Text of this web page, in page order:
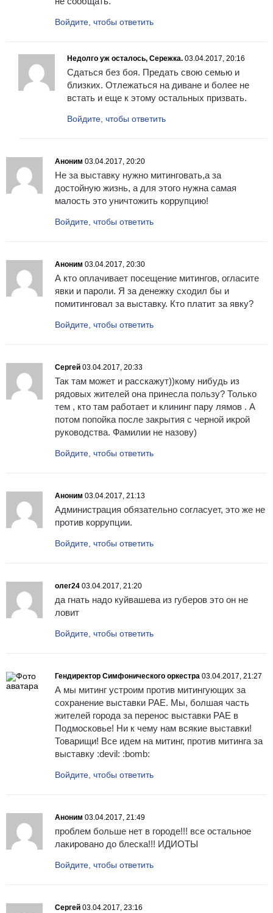
Войдите, чтобы ответить
Недолго уж осталось, Сережка. 03.04.2017, 20:16
Сдаться без боя. Предать свою семью и
близких. Отлежаться на диване и более не
встать и еще к этому остальных призвать.
Войдите, чтобы ответить
Аноним 03.04.2017, 20:20
Не за выставку нужно митинговать,а за
достойную жизнь, а для этого нужна самая
малость это уничтожить коррупцию!
Войдите, чтобы ответить
Аноним 03.04.2017, 20:30
А кто оплачивает посещение митингов, огласите
явки и пароли. Я за денежку сходил бы и
помитинговал за выставку. Кто платит за явку?
Войдите, чтобы ответить
Сергей 03.04.2017, 20:33
Так там может и расскажут))кому нибудь из
рядовых жителей она принесла пользу? Только
тем , кто там работает и клининг пару лямов . А
потом попойка после закрытия с черной икрой
руководства. Фамилии не назову)
Войдите, чтобы ответить
Аноним 03.04.2017, 21:13
Администрация обязательно согласует, это же не
против коррупции.
Войдите, чтобы ответить
олег24 03.04.2017, 21:20
да гнать надо куйвашева из губеров это он не
ловит
Войдите, чтобы ответить
Гендиректор Симфонического оркестра 03.04.2017, 21:27
А мы митинг устроим против митингующих за
сохранение выставки РАЕ. Мы, болшая часть
жителей города за перенос выставки РАЕ в
Подмосковье! Ни к чему нам всякие выставки!
Товарищи! Все идем на митинг, против митинга за
выставку :devil: :bomb:
Войдите, чтобы ответить
Аноним 03.04.2017, 21:49
проблем больше нет в городе!!! все остальное
лакировано до блеска!!! ИДИОТЫ
Войдите, чтобы ответить
Сергей 03.04.2017, 23:16